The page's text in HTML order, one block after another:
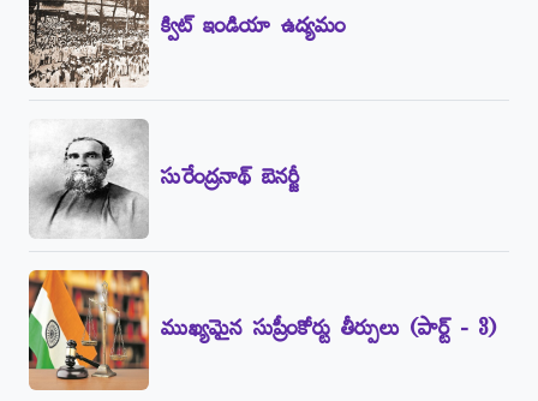
క్విట్‌ ఇండియా ఉద్యమం
సురేంద్రనాథ్‌ బెనర్జీ
ముఖ్యమైన సుప్రీంకోర్టు తీర్పులు (పార్ట్‌ - 3)